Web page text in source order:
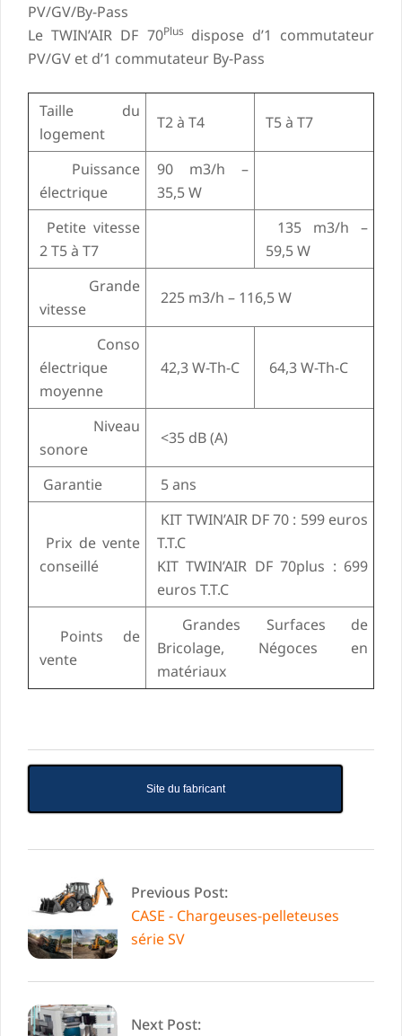
PV/GV/By-Pass
Le TWIN’AIR DF 70Plus dispose d’1 commutateur
PV/GV et d’1 commutateur By-Pass
Taille du
logement
T2 à T4 T5 à T7
Puissance
électrique
90 m3/h –
35,5 W
Petite vitesse
2 T5 à T7
135 m3/h –
59,5 W
Grande
vitesse
225 m3/h – 116,5 W
Conso
électrique
moyenne
42,3 W-Th-C 64,3 W-Th-C
Niveau
sonore
<35 dB (A)
Garantie 5 ans
Prix de vente
conseillé
KIT TWIN’AIR DF 70 : 599 euros
T.T.C
KIT TWIN’AIR DF 70plus : 699
euros T.T.C
Points de
vente
Grandes Surfaces de
Bricolage, Négoces en
matériaux
Site du fabricant
06
Previous Post:
CASE - Chargeuses-pelleteuses
série SV
Next Post: